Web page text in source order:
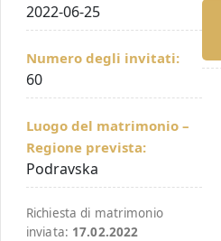
2022-06-25
Numero degli invitati:
60
Luogo del matrimonio –
Regione prevista:
Podravska
Richiesta di matrimonio
inviata: 17.02.2022